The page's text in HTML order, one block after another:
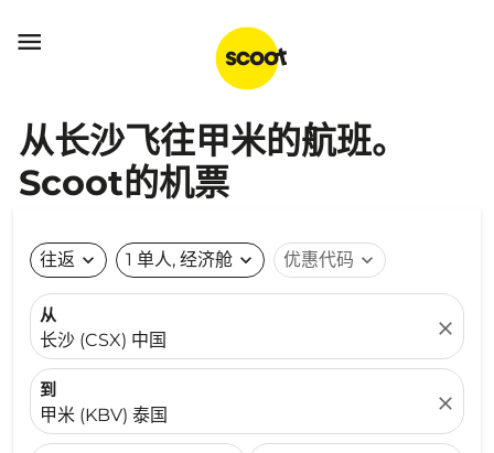

从长沙飞往甲米的航班。
Scoot的机票
往返 expand_more 1 单人, 经济舱 expand_more 优惠代码 expand_more
从
长沙 (CSX) 中国
close
到
甲米 (KBV) 泰国
close